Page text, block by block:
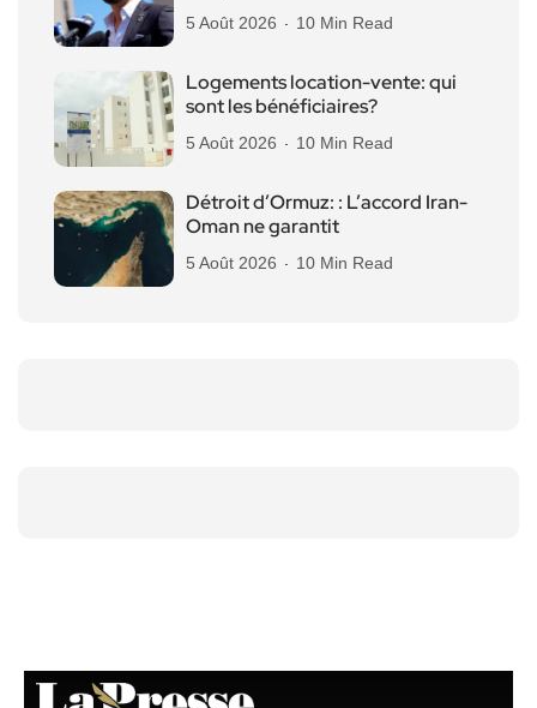
5 Août 2026 10 Min Read
Logements location-vente: qui
sont les bénéficiaires?
5 Août 2026 10 Min Read
Détroit d’Ormuz: : L’accord Iran-
Oman ne garantit
5 Août 2026 10 Min Read